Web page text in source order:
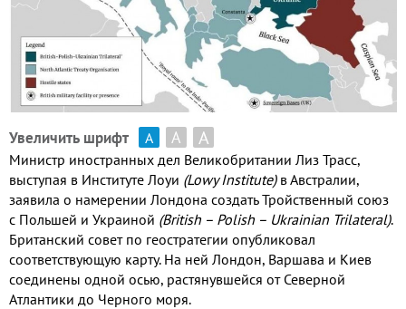
Увеличить шрифт А А А
Министр иностранных дел Великобритании Лиз Трасс,
выступая в Институте Лоуи (Lowy Institute)в Австралии,
заявила о намерении Лондона создать Тройственный союз
с Польшей и Украиной (British – Polish – Ukrainian Trilateral).
Британский совет по геостратегии опубликовал
соответствующую карту. На ней Лондон, Варшава и Киев
соединены одной осью, растянувшейся от Северной
Атлантики до Черного моря.